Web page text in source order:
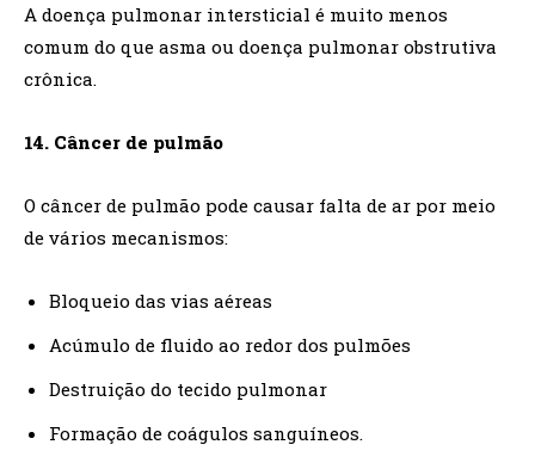
A doença pulmonar intersticial é muito menos
comum do que asma ou doença pulmonar obstrutiva
crônica.
14. Câncer de pulmão
O câncer de pulmão pode causar falta de ar por meio
de vários mecanismos:
Bloqueio das vias aéreas
Acúmulo de fluido ao redor dos pulmões
Destruição do tecido pulmonar
Formação de coágulos sanguíneos.